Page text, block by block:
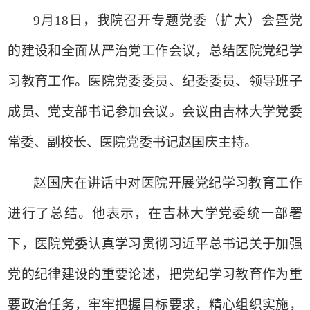
9月 18 日，我院召开专题党委（扩大）会暨党
的建设和全面从严治党工作会议，总结医院党纪学
习教育工作。医院党委委员、纪委委员、领导班子
成员、党支部书记参加会议。会议由吉林大学党委
常委、副校长、医院党委书记赵国庆主持。
赵国庆在讲话中对医院开展党纪学习教育工作
进行了总结。他表示，在吉林大学党委统一部署
下，医院党委认真学习贯彻习近平总书记关于加强
党的纪律建设的重要论述，把党纪学习教育作为重
要政治任务，牢牢把握目标要求，精心组织实施，